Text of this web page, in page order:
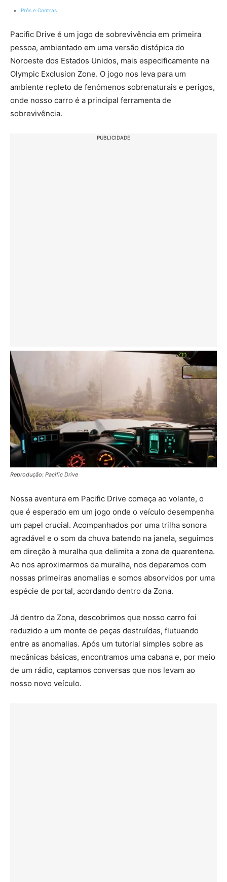
Prós e Contras
Pacific Drive é um jogo de sobrevivência em primeira
pessoa, ambientado em uma versão distópica do
Noroeste dos Estados Unidos, mais especificamente na
Olympic Exclusion Zone. O jogo nos leva para um
ambiente repleto de fenômenos sobrenaturais e perigos,
onde nosso carro é a principal ferramenta de
sobrevivência.
PUBLICIDADE
Reprodução: Pacific Drive
Nossa aventura em Pacific Drive começa ao volante, o
que é esperado em um jogo onde o veículo desempenha
um papel crucial. Acompanhados por uma trilha sonora
agradável e o som da chuva batendo na janela, seguimos
em direção à muralha que delimita a zona de quarentena.
Ao nos aproximarmos da muralha, nos deparamos com
nossas primeiras anomalias e somos absorvidos por uma
espécie de portal, acordando dentro da Zona.
Já dentro da Zona, descobrimos que nosso carro foi
reduzido a um monte de peças destruídas, flutuando
entre as anomalias. Após um tutorial simples sobre as
mecânicas básicas, encontramos uma cabana e, por meio
de um rádio, captamos conversas que nos levam ao
nosso novo veículo.